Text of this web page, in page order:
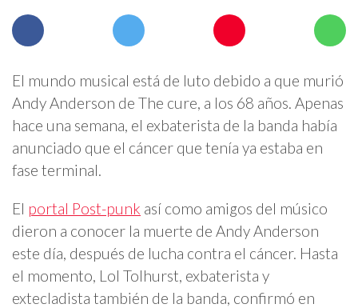
El mundo musical está de luto debido a que murió
Andy Anderson de The cure, a los 68 años. Apenas
hace una semana, el exbaterista de la banda había
anunciado que el cáncer que tenía ya estaba en
fase terminal.
El portal Post-punk así como amigos del músico
dieron a conocer la muerte de Andy Anderson
este día, después de lucha contra el cáncer. Hasta
el momento, Lol Tolhurst, exbaterista y
extecladista también de la banda, confirmó en